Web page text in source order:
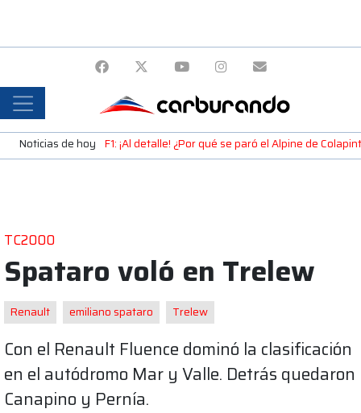
Noticias de hoy F1: ¡Al detalle! ¿Por qué se paró el Alpine de
TC2000
Spataro voló en Trelew
Renault emiliano spataro Trelew
Con el Renault Fluence dominó la clasificación
en el autódromo Mar y Valle. Detrás quedaron
Canapino y Pernía.